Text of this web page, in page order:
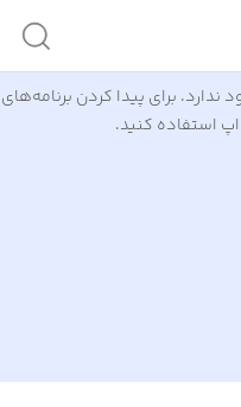
برای پیدا کردن برنامه‌های
استفاده کنید.